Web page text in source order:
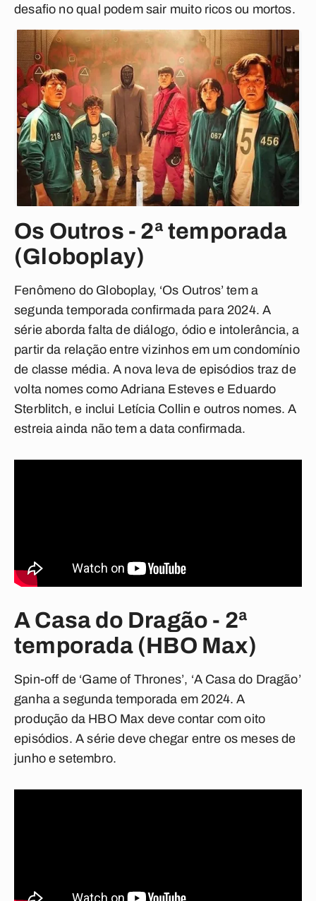
desafio no qual podem sair muito ricos ou mortos.
Os Outros - 2ª temporada
(Globoplay)
Fenômeno do Globoplay, ‘Os Outros’ tem a
segunda temporada confirmada para 2024. A
série aborda falta de diálogo, ódio e intolerância, a
partir da relação entre vizinhos em um condomínio
de classe média. A nova leva de episódios traz de
volta nomes como Adriana Esteves e Eduardo
Sterblitch, e inclui Letícia Collin e outros nomes. A
estreia ainda não tem a data confirmada.
A Casa do Dragão - 2ª
temporada (HBO Max)
Spin-off de ‘Game of Thrones’, ‘A Casa do Dragão’
ganha a segunda temporada em 2024. A
produção da HBO Max deve contar com oito
episódios. A série deve chegar entre os meses de
junho e setembro.